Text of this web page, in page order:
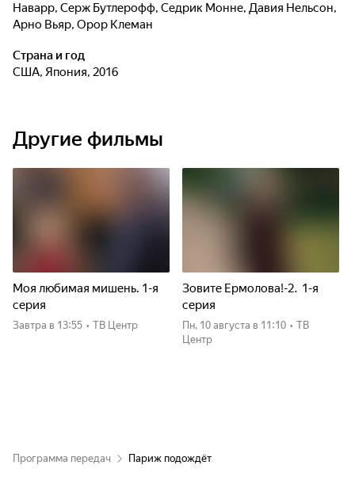
Наварр, Серж Бутлерофф, Седрик Монне, Давия Нельсон,
Арно Вьяр, Орор Клеман
Страна и год
США, Япония, 2016
Другие фильмы
Моя любимая мишень. 1-я
серия
Завтра в 13:55 • ТВ Центр
Зовите Ермолова!-2. 1-я
серия
пн, 10 августа в 11:10 • ТВ
Центр
Программа передач Париж подождёт